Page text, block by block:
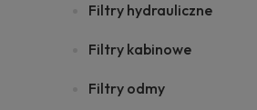
Filtry hydrauliczne
Filtry kabinowe
Filtry odmy